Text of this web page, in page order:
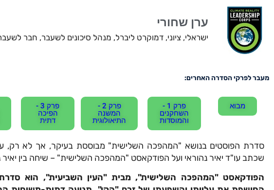
ערן שחורי
ישראלי, ציוני, דמוקרט ליברל, מנהל סיכונים לשעבר, חבר
מעבר לפרקי הסדרה האחרים:
מבוא
פרק 1 -
השחקנים
והמוסדות
פרק 2 -
המשנה
התיאולוגית
פרק 3 -
הפיכה
דתית
סדרת הפוסטים בנושא "המהפכה השלישית" מבוססת בעיקר, אך לא רק,
שכתב עו"ד יאיר נהוראי ועל הפודקאסט "המהפכה השלישית" – שיחה בין יאיר
הפודקאסט "המהפכה השלישית", מבית "העין השביעית", הוא